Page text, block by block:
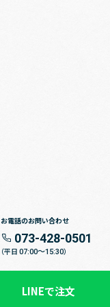
お電話のお問い合わせ
073-428-0501
（平日 07:00〜15:30）
LINEで注文